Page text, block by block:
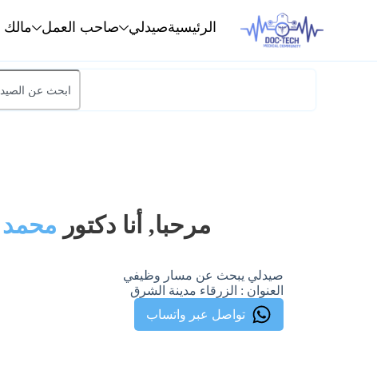
الرئيسيةصيدلي صاحب العمل مالك
مرحبا, أنا دكتور محمد
صيدلي يبحث عن مسار وظيفي
العنوان : الزرقاء مدينة الشرق
تواصل عبر واتساب